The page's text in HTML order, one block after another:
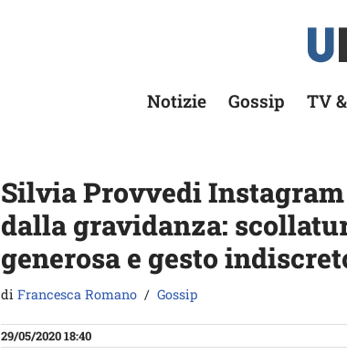
Notizie Gossip TV
Silvia Provvedi
dalla gravidanza:
generosa e gesto
di Francesca Romano Gossip
29/05/2020 18:40